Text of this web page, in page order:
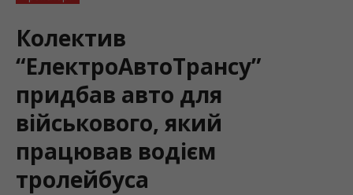
Колектив
“ЕлектроАвтоТрансу”
придбав авто для
військового, який
працював водієм
тролейбуса